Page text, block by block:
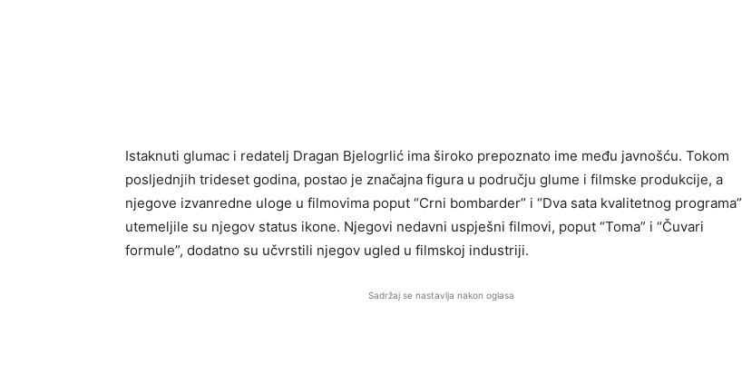
Istaknuti glumac i redatelj Dragan Bjelogrlić ima široko prepoznato ime među javnošću. Tokom
posljednjih trideset godina, postao je značajna figura u području glume i filmske produkcije, a
njegove izvanredne uloge u filmovima poput “Crni bombarder” i “Dva sata kvalitetnog programa”
utemeljile su njegov status ikone. Njegovi nedavni uspješni filmovi, poput “Toma” i “Čuvari
formule”, dodatno su učvrstili njegov ugled u filmskoj industriji.
Sadržaj se nastavlja nakon oglasa